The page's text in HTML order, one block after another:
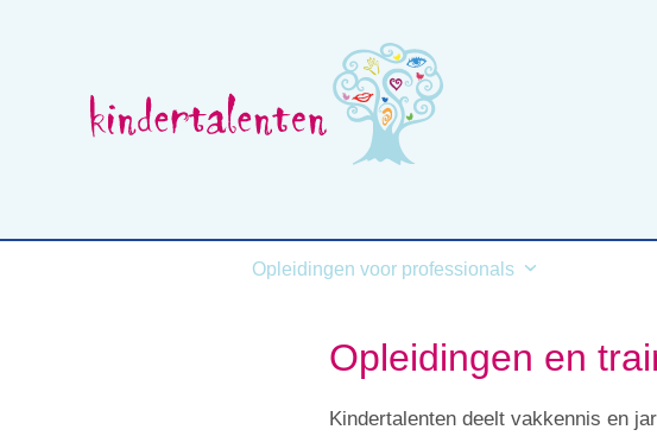
Opleidingen voor professionals
Opleidingen en
Kindertalenten deelt vakkennis en